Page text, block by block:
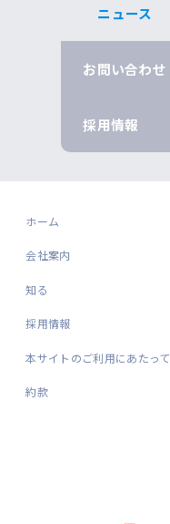
ニュース
お問い合わせ
採用情報
ホーム
会社案内
知る
採用情報
本サイトのご利用にあたって
約款